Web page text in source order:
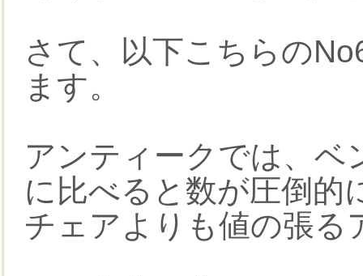
さて、以下こちらの
ます。
アンティークでは、
に比べると数が圧倒的
チェアよりも値の張る